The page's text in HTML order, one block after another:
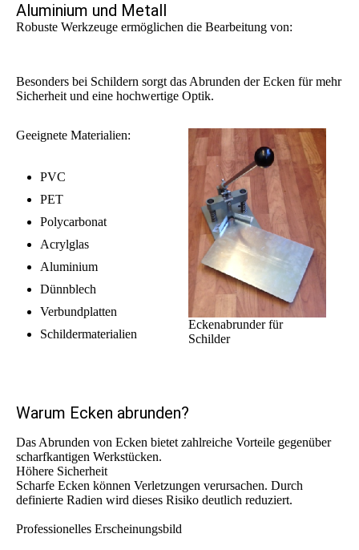
Aluminium und Metall
Robuste Werkzeuge ermöglichen die Bearbeitung von:
Besonders bei Schildern sorgt das Abrunden der Ecken für mehr
Sicherheit und eine hochwertige Optik.
Geeignete Materialien:
PVC
PET
Polycarbonat
Acrylglas
Aluminium
Dünnblech
Verbundplatten
Schildermaterialien
Eckenabrunder für
Schilder
Warum Ecken abrunden?
Das Abrunden von Ecken bietet zahlreiche Vorteile gegenüber
scharfkantigen Werkstücken.
Höhere Sicherheit
Scharfe Ecken können Verletzungen verursachen. Durch
definierte Radien wird dieses Risiko deutlich reduziert.
Professionelles Erscheinungsbild